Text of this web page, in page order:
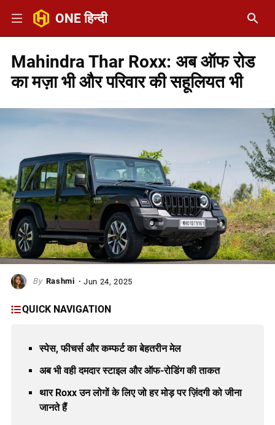
ONE हिन्दी
Mahindra Thar Roxx: अब ऑफ रोड
का मज़ा भी और परिवार की सहूलियत भी
Rashmi Jun 24, 2025
QUICK NAVIGATION
स्पेस, फीचर्स और कम्फर्ट का बेहतरीन मेल
अब भी वही दमदार स्टाइल और ऑफ-रोडिंग की ताकत
थार Roxx उन लोगों के लिए जो हर मोड़ पर ज़िंदगी को जीना
जानते हैं